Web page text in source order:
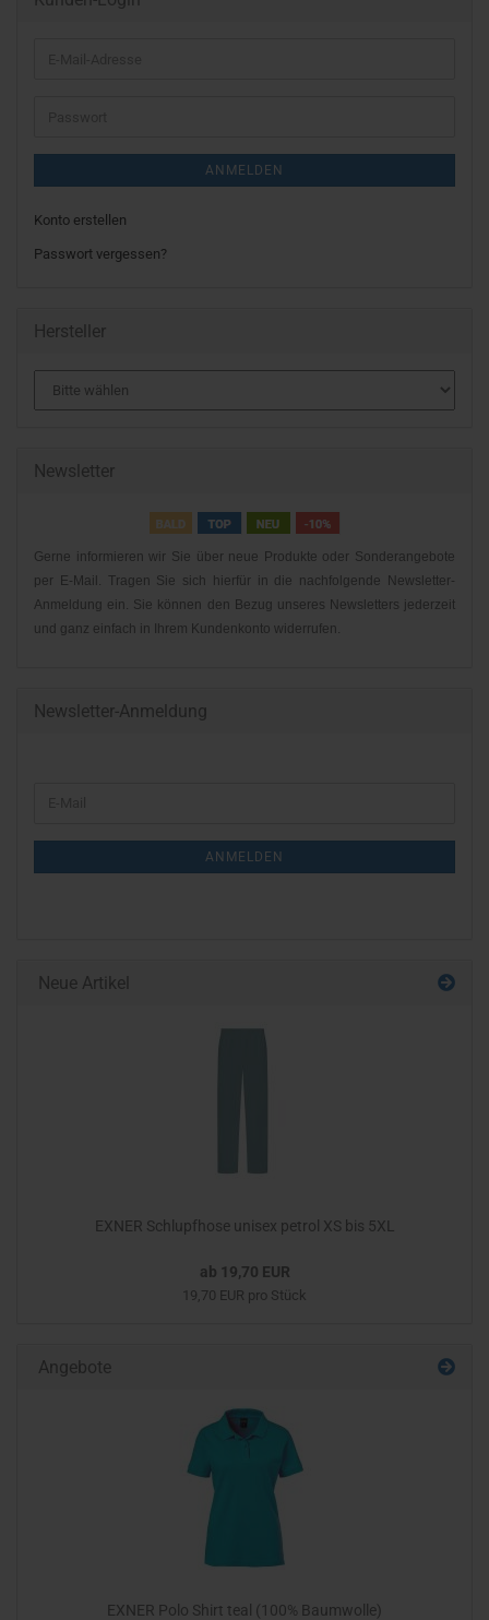
ANMELDEN
Konto erstellen
Passwort vergessen?
Hersteller
Newsletter
Gerne informieren wir Sie über neue Produkte oder Sonderangebote
per E-Mail. Tragen Sie sich hierfür in die nachfolgende Newsletter-
Anmeldung ein. Sie können den Bezug unseres Newsletters jederzeit
und ganz einfach in Ihrem Kundenkonto widerrufen.
Newsletter-Anmeldung
NEWSLETTER-
ANMELDEN
Neue Artikel
EXNER Schlupfhose unisex petrol XS bis 5XL
ab 19,70 EUR
19,70 EUR pro Stück
Angebote
EXNER Polo Shirt teal (100% Baumwolle)